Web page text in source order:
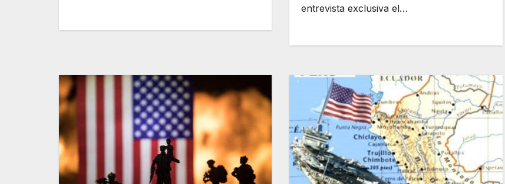
entrevista exclusiva el…